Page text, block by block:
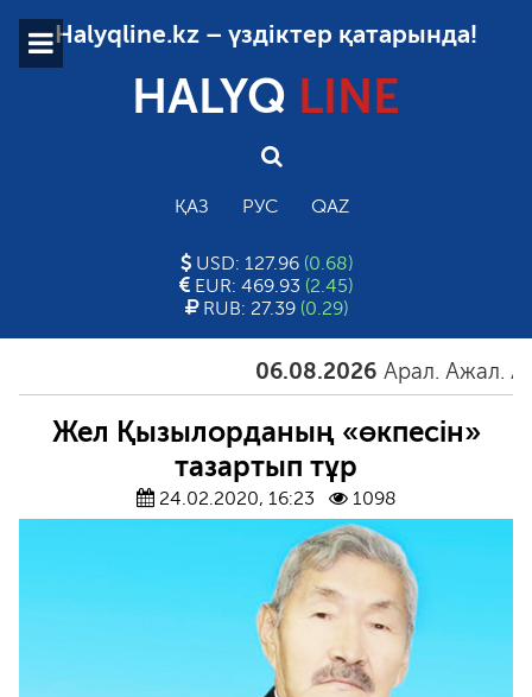
Halyqline.kz – үздіктер қатарында!
HALYQ LINE
ҚАЗ РУС QAZ
USD: 127.96 (0.68)
EUR: 469.93 (2.45)
RUB: 27.39 (0.29)
06.08.2026 Арал. Ажал. Айғақ
Жел Қызылорданың «өкпесін»
тазартып тұр
24.02.2020, 16:23 1098